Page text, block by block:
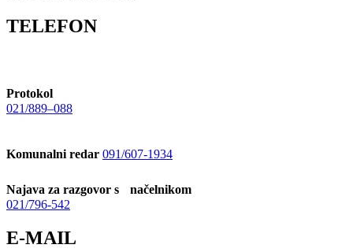
TELEFON
Protokol
021/889–088
Komunalni redar 091/607-1934
Najava za razgovor s načelnikom
021/796-542
E-MAIL